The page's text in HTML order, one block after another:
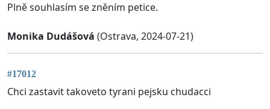
Plně souhlasím se zněním petice.
Monika Dudášová (Ostrava, 2024-07-21)
#17012
Chci zastavit takoveto tyrani pejsku chudacci